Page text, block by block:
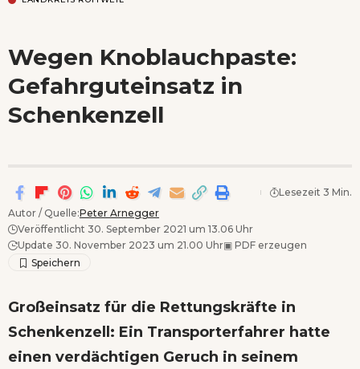
Wegen Knoblauchpaste:
Gefahrguteinsatz in
Schenkenzell
Autor / Quelle:Peter Arnegger
Veröffentlicht 30. September 2021 um 13.06 Uhr
Update 30. November 2023 um 21.00 Uhr▣ PDF erzeugen
Lesezeit 3 Min.
Großeinsatz für die Rettungskräfte in
Schenkenzell: Ein Transporterfahrer hatte
einen verdächtigen Geruch in seinem